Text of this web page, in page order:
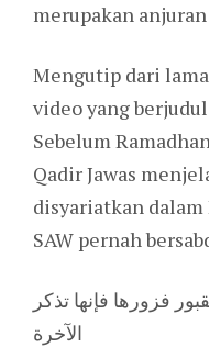
merupakan
Mengutip dari
video yang
Sebelum
Qadir Jawas
disyariatkan dalam
SAW pernah
فزورها فإنها تذكر
الآخرة